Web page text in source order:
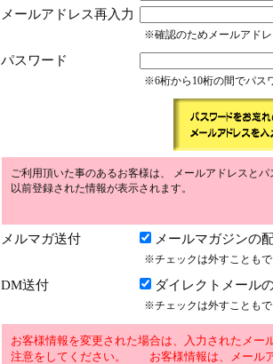
メールアドレス再入力
※確認のためメールアド
パスワード
※6桁から10桁の間でパス
ご利用頂いた事のあるお客様は、 メールアドレスと
以前登録された情報が表示されます。
メルマガ送付 メールマガジンの
※チェックは外すことも
DM送付 ダイレクトメール
※チェックは外すことも
お客様情報を変更された場合は、入力されたメ
注意をしてください。 お客様情報は、メール